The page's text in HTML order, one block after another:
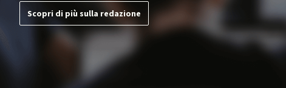
Scopri di più sulla redazione